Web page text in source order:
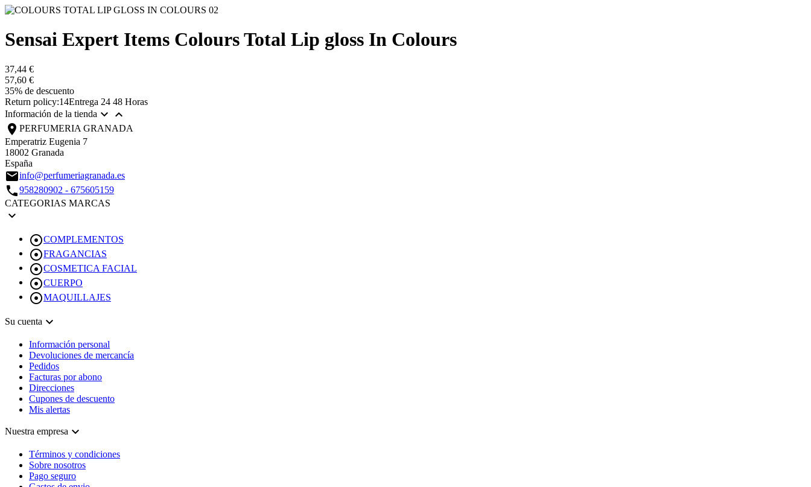
Sensai Expert Items Colours Total Lip gloss In Colours
37,44 €
57,60 €
35% de descuento
Return policy:14Entrega 24 48 Horas
Información de la tienda  
location_on PERFUMERIA GRANADA
Emperatriz Eugenia 7
18002 Granada
España
emailinfo@perfumeriagranada.es
call958280902 - 675605159
CATEGORIAS MARCAS

COMPLEMENTOS
FRAGANCIAS
COSMETICA FACIAL
CUERPO
MAQUILLAJES
Su cuenta 
Información personal
Devoluciones de mercancía
Pedidos
Facturas por abono
Direcciones
Cupones de descuento
Mis alertas
Nuestra empresa 
Términos y condiciones
Sobre nosotros
Pago seguro